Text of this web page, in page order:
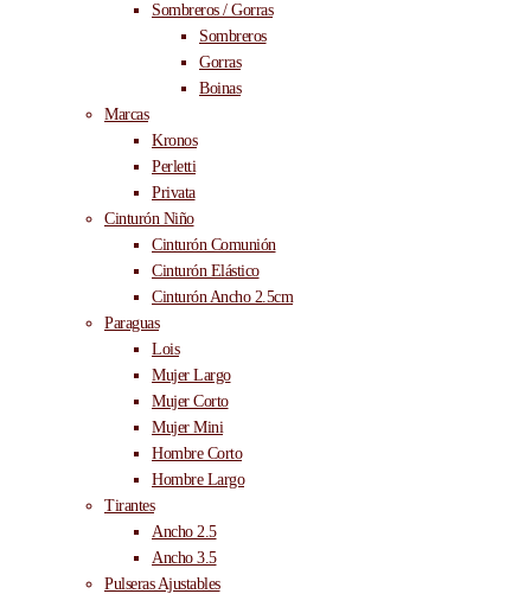
Sombreros / Gorras
Sombreros
Gorras
Boinas
Marcas
Kronos
Perletti
Privata
Cinturón Niño
Cinturón Comunión
Cinturón Elástico
Cinturón Ancho 2.5cm
Paraguas
Lois
Mujer Largo
Mujer Corto
Mujer Mini
Hombre Corto
Hombre Largo
Tirantes
Ancho 2.5
Ancho 3.5
Pulseras Ajustables